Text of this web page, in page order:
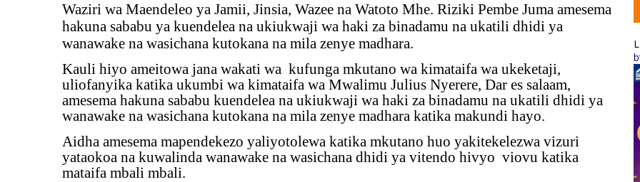
Waziri wa Maendeleo ya Jamii, Jinsia, Wazee na Watoto Mhe. Riziki Pembe Juma amesema
hakuna sababu ya kuendelea na ukiukwaji wa haki za binadamu na ukatili dhidi ya
wanawake na wasichana kutokana na mila zenye madhara.
Kauli hiyo ameitowa jana wakati wa kufunga mkutano wa kimataifa wa ukeketaji,
uliofanyika katika ukumbi wa kimataifa wa Mwalimu Julius Nyerere, Dar es salaam,
amesema hakuna sababu kuendelea na ukiukwaji wa haki za binadamu na ukatili dhidi ya
wanawake na wasichana kutokana na mila zenye madhara katika makundi hayo.
Aidha amesema mapendekezo yaliyotolewa katika mkutano huo yakitekelezwa vizuri
yataokoa na kuwalinda wanawake na wasichana dhidi ya vitendo hivyo viovu katika
mataifa mbali mbali.